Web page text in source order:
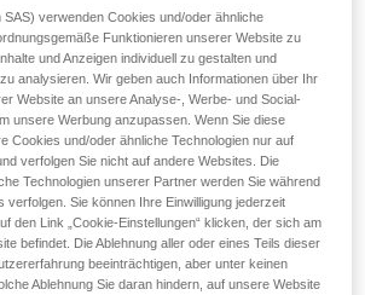
oder des ASAP LOCK in Bezug auf
beeinflusst die Sturzhöhe und somit
Falldämpfers: Beide Elemente
oder ASAP LOCK soweit wie möglich
Ihres Gurts
SAS) verwenden Cookies und/oder ähnliche
Funktionieren unserer Website zu
und Anzeigen individuell zu gestalten und
analysieren. Wir geben auch Informationen über Ihr
Website an unsere Analyse-, Werbe- und Social-
unsere Werbung anzupassen. Wenn Sie diese
Cookies und/oder ähnliche Technologien nur auf
verfolgen Sie nicht auf andere Websites. Die
Technologien unserer Partner werden Sie während
verfolgen. Sie können Ihre Einwilligung jederzeit
den Link „Cookie-Einstellungen“ klicken, der sich am
befindet. Die Ablehnung aller oder eines Teils dieser
beeinträchtigen, aber unter keinen
Ablehnung Sie daran hindern, auf unsere Website